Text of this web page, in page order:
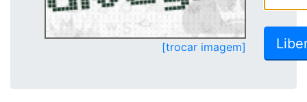
[trocar imagem]